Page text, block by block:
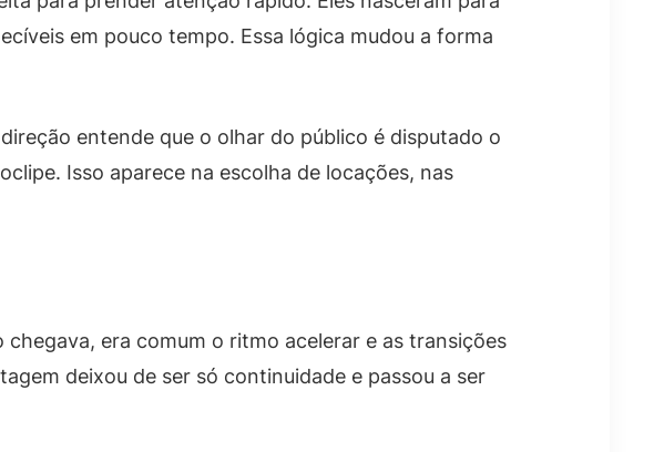
em pouco tempo. Essa lógica mudou a forma
entende que o olhar do público é disputado o
Isso aparece na escolha de locações, nas
era comum o ritmo acelerar e as transições
deixou de ser só continuidade e passou a ser